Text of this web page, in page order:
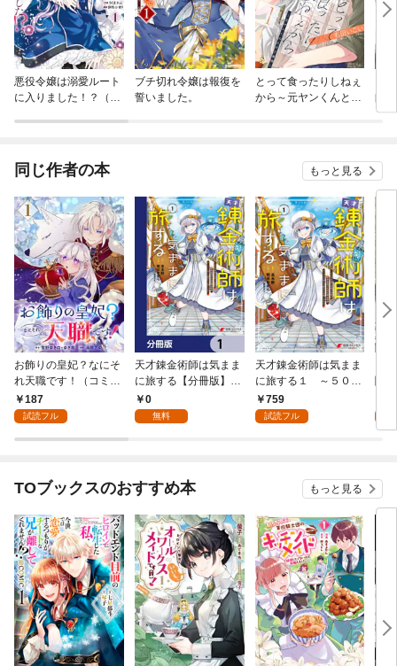
悪役令嬢は溺愛ルート
に入りました！？（コ
ブチ切れ令嬢は報復を
誓いました。
とって食ったりしねぇ
から～元ヤンくんとの
師
地
同じ作者の本 もっと見る
お飾りの皇妃？なにそ
れ天職です！（コミッ
ク）【分冊版】 1
187
試読フル
天才錬金術師は気まま
に旅する【分冊版】
1 0
無料
天才錬金術師は気まま
に旅する１ ～５００
年後の世界で目覚めた
世界最高の元宮廷錬金
759
試読フル
C
TOブックスのおすすめ本 もっと見る